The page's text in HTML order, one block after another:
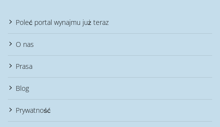
Poleć portal wynajmu już teraz
O nas
Prasa
Blog
Prywatność